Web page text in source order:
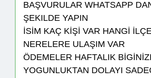
BAŞVURULAR WHATSAPP
ŞEKILDE YAPIN
İSİM KAÇ KİŞİ VAR HANGİ
NERELERE ULAŞIM VAR
ÖDEMELER HAFTALIK
YOGUNLUKTAN DOLAYI